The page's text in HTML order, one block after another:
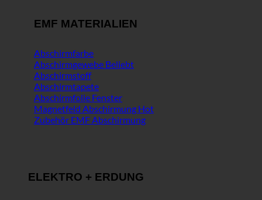
EMF MATERIALIEN
Abschirmfarbe
Abschirmgewebe
Abschirmstoff
Abschirmtapete
Abschirmfolie Fenster
Magnetfeld Abschirmung
Zubehör EMF Abschirmung
ELEKTRO + ERDUNG